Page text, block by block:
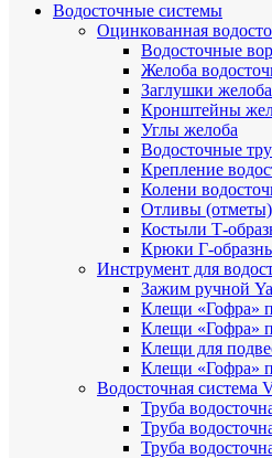
Водосточные системы
Оцинкованная
Водосточные
Желоба
Заглушки желоба
Кронштейны
Углы желоба
Водосточные
Крепление
Колени
Отливы
Костыли Т-
Крюки Г-
Инструмент для
Зажим ручной
Клещи «Гофра»
Клещи «Гофра»
Клещи для
Клещи «Гофра»
Водосточная система
Труба
Труба
Труба